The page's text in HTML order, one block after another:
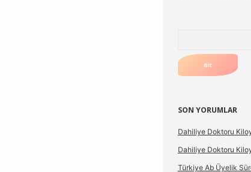
SON YORUMLAR
Dahiliye Doktoru
Dahiliye Doktoru
Türkiye Ab Üyelik